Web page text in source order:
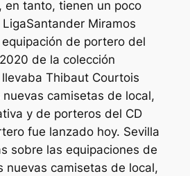
en tanto, tienen un poco
Miramos
de portero del
de la colección
Thibaut Courtois
camisetas de local,
y de porteros del CD
fue lanzado hoy. Sevilla
sobre las equipaciones de
nuevas camisetas de local,